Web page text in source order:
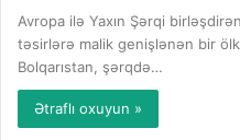
Avropa ilə Yaxın Şərqi
təsirlərə malik genişlənən bir
Bolqarıstan, şərqdə…
Ətraflı oxuyun »